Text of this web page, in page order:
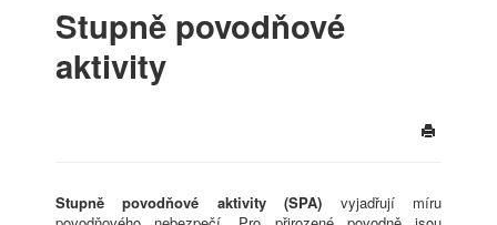
Stupně povodňové
aktivity
Stupně povodňové aktivity (SPA) vyjadřují míru